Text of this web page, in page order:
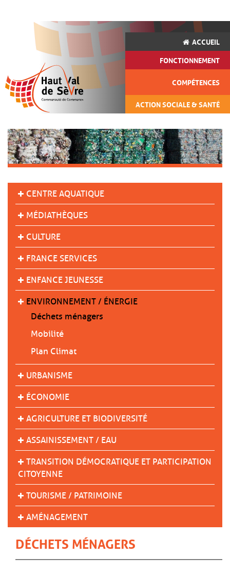
ACCUEIL
FONCTIONNEMENT
COMPÉTENCES
ACTION SOCIALE & SANTÉ
CENTRE AQUATIQUE
MÉDIATHÈQUES
CULTURE
FRANCE SERVICES
ENFANCE JEUNESSE
ENVIRONNEMENT / ÉNERGIE
Déchets ménagers
Mobilité
Plan Climat
URBANISME
ÉCONOMIE
AGRICULTURE ET BIODIVERSITÉ
ASSAINISSEMENT / EAU
TRANSITION DÉMOCRATIQUE ET PARTICIPATION
CITOYENNE
TOURISME / PATRIMOINE
AMÉNAGEMENT
DÉCHETS MÉNAGERS